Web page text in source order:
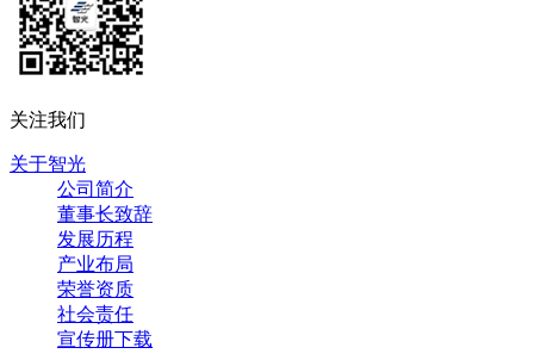
关注我们
关于智光
公司简介
董事长致辞
发展历程
产业布局
荣誉资质
社会责任
宣传册下载